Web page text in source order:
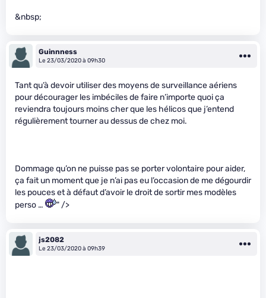
&nbsp;
Guinnness
Le 23/03/2020 à 09h30
Tant qu’à devoir utiliser des moyens de surveillance aériens
pour décourager les imbéciles de faire n’importe quoi ça
reviendra toujours moins cher que les hélicos que j’entend
régulièrement tourner au dessus de chez moi.
Dommage qu’on ne puisse pas se porter volontaire pour aider,
ça fait un moment que je n’ai pas eu l’occasion de me dégourdir
les pouces et à défaut d’avoir le droit de sortir mes modèles
perso …
" />
js2082
Le 23/03/2020 à 09h39